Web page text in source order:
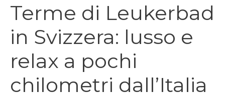
Terme di Leukerbad
in Svizzera: lusso e
relax a pochi
chilometri dall’Italia